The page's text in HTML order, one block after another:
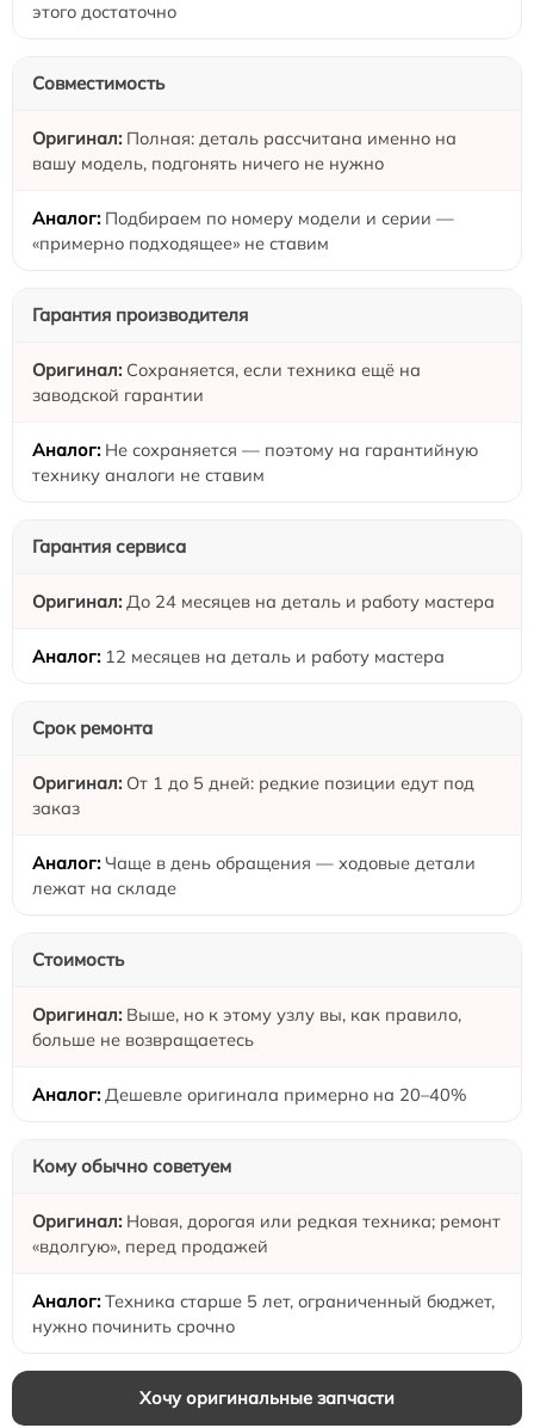
этого достаточно
Совместимость
Полная: деталь рассчитана именно на
вашу модель, подгонять ничего не нужно
Подбираем по номеру модели и серии —
«примерно подходящее» не ставим
Гарантия производителя
Сохраняется, если техника ещё на
заводской гарантии
Не сохраняется — поэтому на гарантийную
технику аналоги не ставим
Гарантия сервиса
До 24 месяцев на деталь и работу мастера
12 месяцев на деталь и работу мастера
Срок ремонта
От 1 до 5 дней: редкие позиции едут под
заказ
Чаще в день обращения — ходовые детали
лежат на складе
Стоимость
Выше, но к этому узлу вы, как правило,
больше не возвращаетесь
Дешевле оригинала примерно на 20–40%
Кому обычно советуем
Новая, дорогая или редкая техника; ремонт
«вдолгую», перед продажей
Техника старше 5 лет, ограниченный бюджет,
нужно починить срочно
Хочу оригинальные запчасти